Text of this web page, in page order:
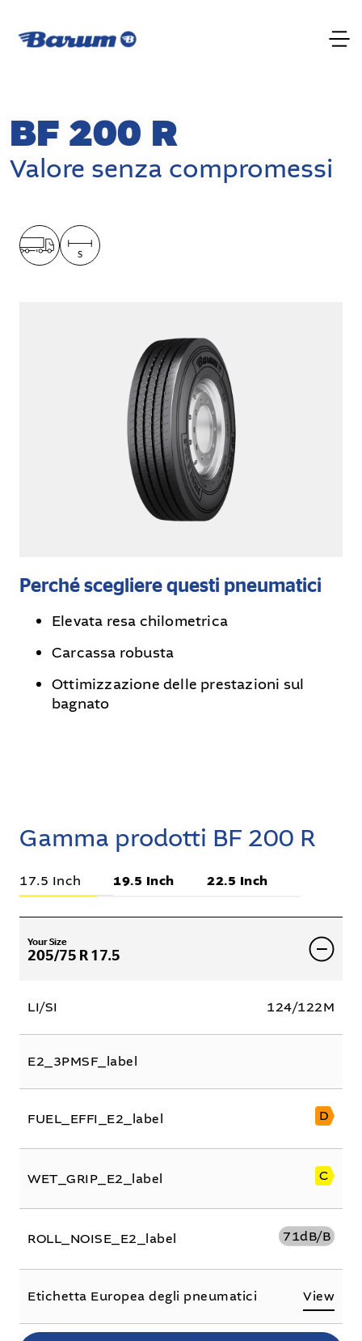
BF 200 R
Valore senza compromessi
Perché scegliere questi pneumatici
Elevata resa chilometrica
Carcassa robusta
Ottimizzazione delle prestazioni sul
bagnato
Gamma prodotti BF 200 R
17.5 Inch 19.5 Inch 22.5 Inch
Your Size
205/75 R 17.5
LI/SI 124/122M
E2_3PMSF_label
FUEL_EFFI_E2_label D
WET_GRIP_E2_label C
ROLL_NOISE_E2_label 71dB/B
Etichetta Europea degli pneumatici View